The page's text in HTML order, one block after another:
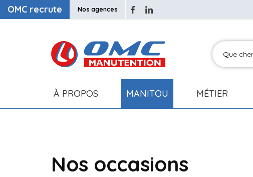
OMC recrute Nos agences
À PROPOS MANITOU MÉTIER
Nos occasions